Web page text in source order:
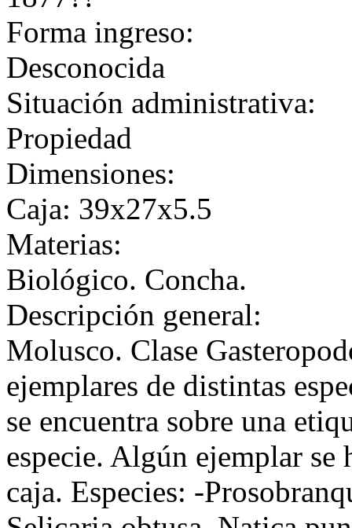
Forma ingreso:
Desconocida
Situación administrativa:
Propiedad
Dimensiones:
Caja: 39x27x5.5
Materias:
Biológico. Concha.
Descripción general:
Molusco. Clase
ejemplares de distintas
se encuentra sobre una
especie. Algún ejemplar se
caja. Especies: -